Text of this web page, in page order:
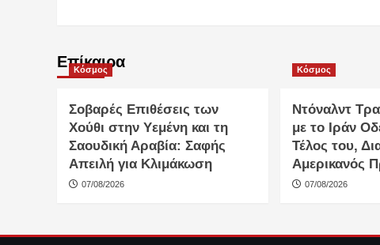
Επίκαιρα
Κόσμος
Σοβαρές Επιθέσεις των
Χούθι στην Υεμένη και τη
Σαουδική Αραβία: Σαφής
Απειλή για Κλιμάκωση
07/08/2026
Κόσμος
Ντόναλντ
με το Ιράν
Τέλος του,
Αμερικανός
07/08/2026